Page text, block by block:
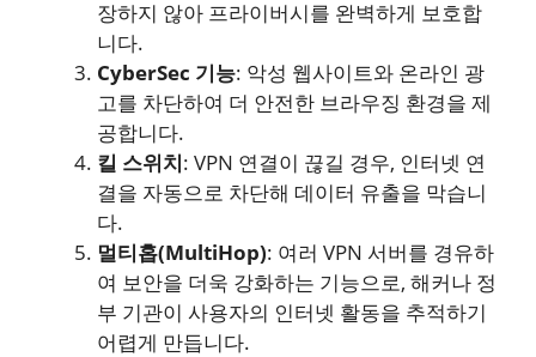
장하지 않아 프라이버시를 완벽하게 보호합
니다.
CyberSec 기능: 악성 웹사이트와 온라인 광
고를 차단하여 더 안전한 브라우징 환경을 제
공합니다.
킬 스위치: VPN 연결이 끊길 경우, 인터넷 연
결을 자동으로 차단해 데이터 유출을 막습니
다.
멀티홉(MultiHop): 여러 VPN 서버를 경유하
여 보안을 더욱 강화하는 기능으로, 해커나 정
부 기관이 사용자의 인터넷 활동을 추적하기
어렵게 만듭니다.